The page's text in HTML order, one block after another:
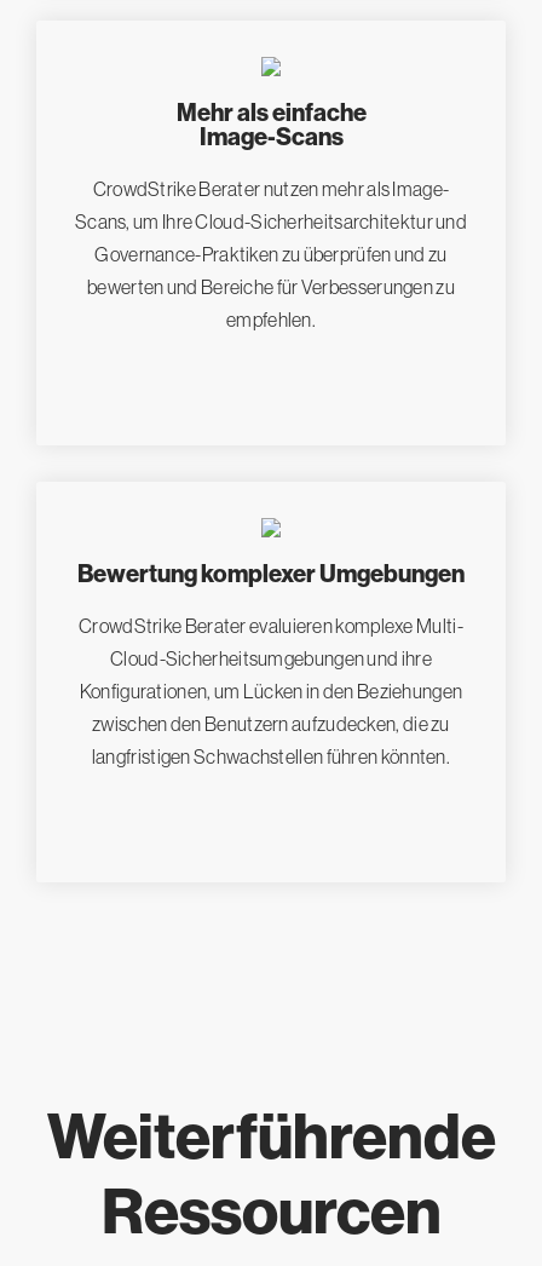
Mehr als einfache
Image-Scans
CrowdStrike Berater nutzen mehr als Image-
Scans, um Ihre Cloud-Sicherheitsarchitektur und
Governance-Praktiken zu überprüfen und zu
bewerten und Bereiche für Verbesserungen zu
empfehlen.
Bewertung komplexer Umgebungen
CrowdStrike Berater evaluieren komplexe Multi-
Cloud-Sicherheitsumgebungen und ihre
Konfigurationen, um Lücken in den Beziehungen
zwischen den Benutzern aufzudecken, die zu
langfristigen Schwachstellen führen könnten.
Weiterführende
Ressourcen